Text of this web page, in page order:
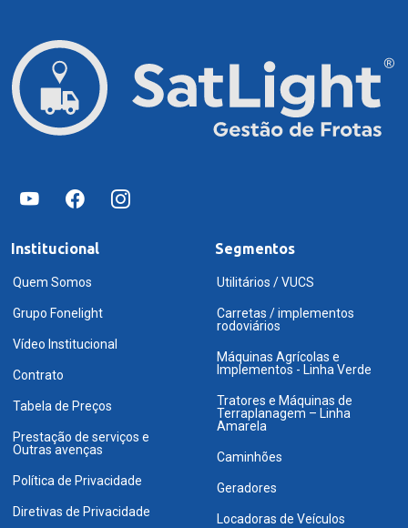
Institucional
Quem Somos
Grupo Fonelight
Vídeo Institucional
Contrato
Tabela de Preços
Prestação de serviços e
Outras avenças
Política de Privacidade
Diretivas de Privacidade
Segmentos
Utilitários / VUCS
Carretas / implementos
rodoviários
Máquinas Agrícolas e
Implementos - Linha Verde
Tratores e Máquinas de
Terraplanagem – Linha
Amarela
Caminhões
Geradores
Locadoras de Veículos